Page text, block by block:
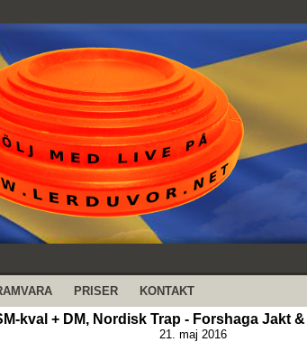
PRISER KONTAKT
kval + DM, Nordisk Trap - Forshaga Jakt
21. maj 2016